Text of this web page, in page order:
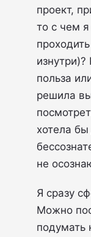
проект,
то с чем я
польза
решила
хотела бы
не
Я сразу
Можно
подумать